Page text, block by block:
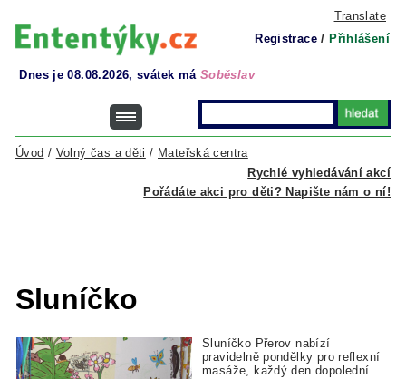
Translate
Registrace / Přihlášení
Dnes je 08.08.2026, svátek má Soběslav
Rychlé vyhledávání akcí
Úvod / Volný čas a děti / Mateřská centra
Pořádáte akci pro děti? Napište nám o ní!
Sluníčko
Sluníčko Přerov nabízí
pravidelně pondělky pro reflexní
masáže, každý den dopolední